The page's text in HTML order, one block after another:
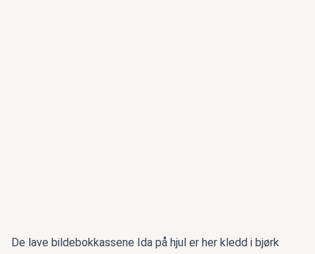
De lave bildebokkassene Ida på hjul er her kledd i bjørk